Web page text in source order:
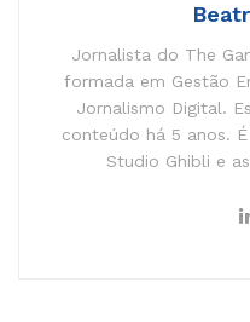
Jornalista do The
formada em Gestão
Jornalismo Digital.
conteúdo há 5 anos.
Studio Ghibli e